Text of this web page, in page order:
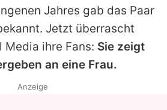
Jahres gab das Paar
Jetzt überrascht
Media ihre Fans: Sie zeigt
an eine Frau.
Anzeige